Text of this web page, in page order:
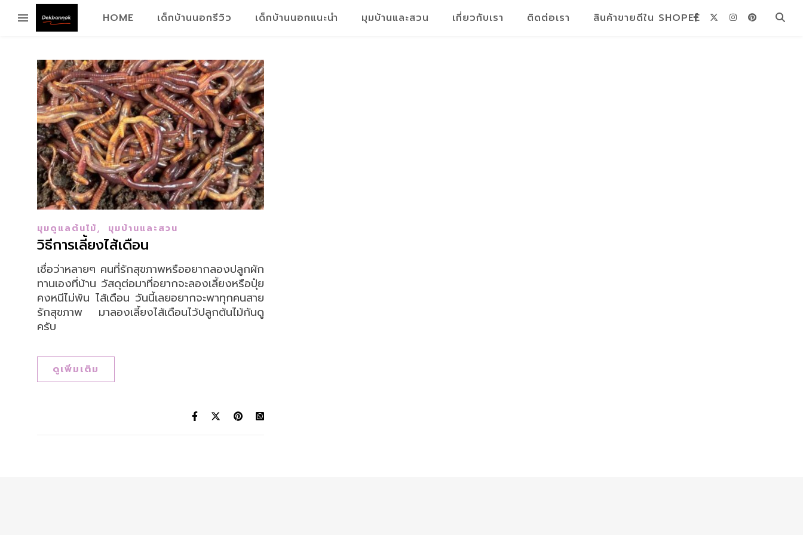
HOME เด็กบ้านนอกรีวิว เด็กบ้านนอกแนะนำ มุมบ้านและสวน เกี่ยวกับเรา ติดต่อเรา สินค้าขายดีใน SHOPEE
มุมดูแลต้นไม้, มุมบ้านและสวน
วิธีการเลี้ยงไส้เดือน
เชื่อว่าหลายๆ คนที่รักสุขภาพหรืออยากลองปลูกผัก
ทานเองที่บ้าน วัสดุต่อมาที่อยากจะลองเลี้ยงหรือปุ๋ย
คงหนีไม่พ้น ไส้เดือน วันนี้เลยอยากจะพาทุกคนสาย
รักสุขภาพ มาลองเลี้ยงไส้เดือนไว้ปลูกต้นไม้กันดู
ครับ
ดูเพิ่มเติม